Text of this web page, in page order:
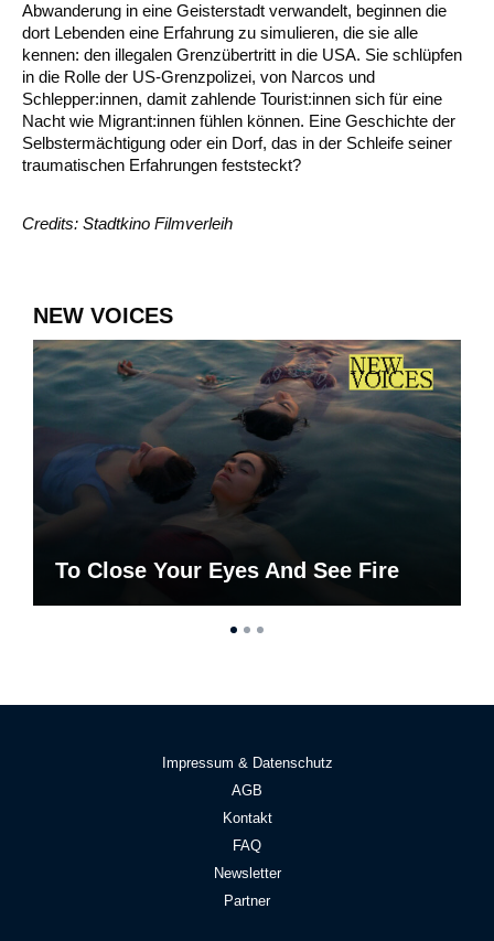
Abwanderung in eine Geisterstadt verwandelt, beginnen die
dort Lebenden eine Erfahrung zu simulieren, die sie alle
kennen: den illegalen Grenzübertritt in die USA. Sie schlüpfen
in die Rolle der US-Grenzpolizei, von Narcos und
Schlepper:innen, damit zahlende Tourist:innen sich für eine
Nacht wie Migrant:innen fühlen können. Eine Geschichte der
Selbstermächtigung oder ein Dorf, das in der Schleife seiner
traumatischen Erfahrungen feststeckt?
Credits: Stadtkino Filmverleih
NEW VOICES
To Close Your Eyes And See Fire
Impressum & Datenschutz
AGB
Kontakt
FAQ
Newsletter
Partner